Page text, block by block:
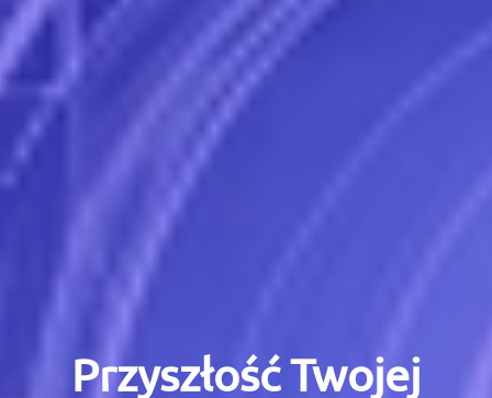
Przyszłość Twojej